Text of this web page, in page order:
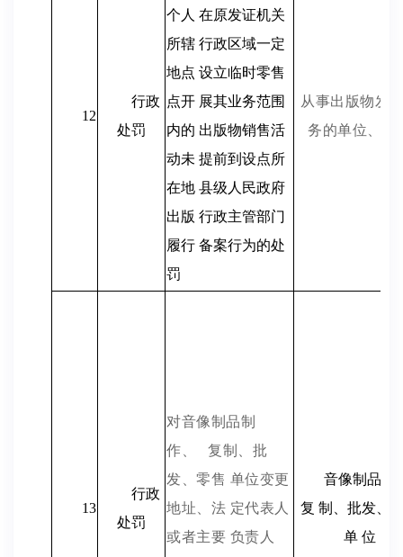
12
行政
处罚
个人 在原发证机关
所辖 行政区域一定
地点 设立临时零售
点开 展其业务范围
内的 出版物销售活
动未 提前到设点所
在地 县级人民政府
出版 行政主管部门
履行 备案行为的处
罚
从事出版物发
务的单位、个
13
行政
处罚
对音像制品制
作、
复制、批
发、零售 单位变更
地址、法 定代表人
或者主要 负责人
音像制品制
复 制、批发、
单 位